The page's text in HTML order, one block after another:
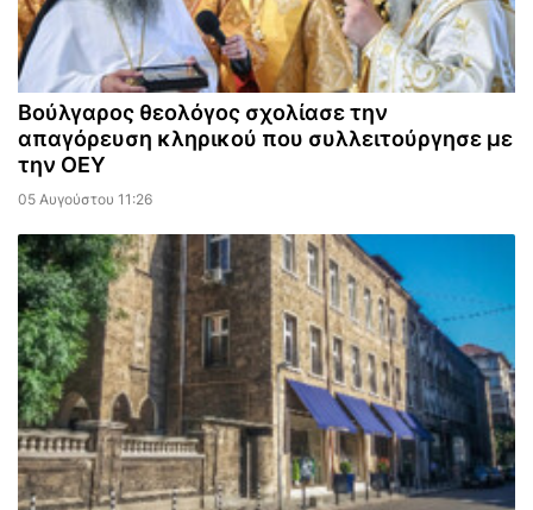
Βούλγαρος θεολόγος σχολίασε την
απαγόρευση κληρικού που συλλειτούργησε με
την ΟΕΥ
05 Αυγούστου 11:26